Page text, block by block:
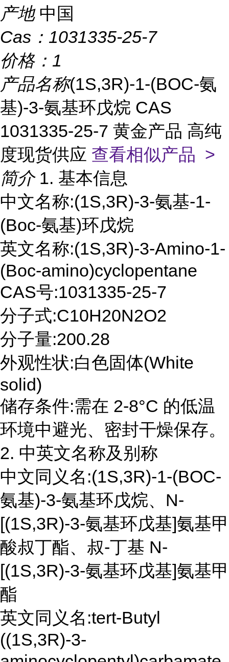
产地 中国
Cas： 1031335-25-7
价格： 1
产品名称(1S,3R)-1-(BOC-氨
基)-3-氨基环戊烷 CAS
1031335-25-7 黄金产品 高纯
度现货供应 查看相似产品 >
简介 1. 基本信息
中文名称:(1S,3R)-3-氨基-1-
(Boc-氨基)环戊烷
英文名称:(1S,3R)-3-Amino-1-
(Boc-amino)cyclopentane
CAS号:1031335-25-7
分子式:C10H20N2O2
分子量:200.28
外观性状:白色固体(White
solid)
储存条件:需在 2-8°C 的低温
环境中避光、密封干燥保存。
2. 中英文名称及别称
中文同义名:(1S,3R)-1-(BOC-
氨基)-3-氨基环戊烷、N-
[(1S,3R)-3-氨基环戊基]氨基甲
酸叔丁酯、叔-丁基 N-
[(1S,3R)-3-氨基环戊基]氨基甲
酯
英文同义名:tert-Butyl
((1S,3R)-3-